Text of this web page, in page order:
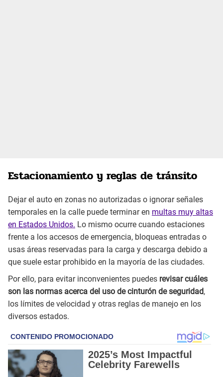
Estacionamiento y reglas de tránsito
Dejar el auto en zonas no autorizadas o ignorar señales
temporales en la calle puede terminar en multas muy altas
en Estados Unidos. Lo mismo ocurre cuando estaciones
frente a los accesos de emergencia, bloqueas entradas o
usas áreas reservadas para la carga y descarga debido a
que suele estar prohibido en la mayoría de las ciudades.
Por ello, para evitar inconvenientes puedes revisar cuáles
son las normas acerca del uso de cinturón de seguridad,
los límites de velocidad y otras reglas de manejo en los
diversos estados.